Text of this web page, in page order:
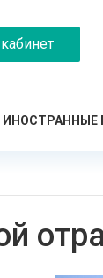
ИНОСТРАННЫЕ